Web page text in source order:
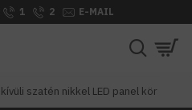
1 2 E-MAIL
szatén nikkel LED panel kör